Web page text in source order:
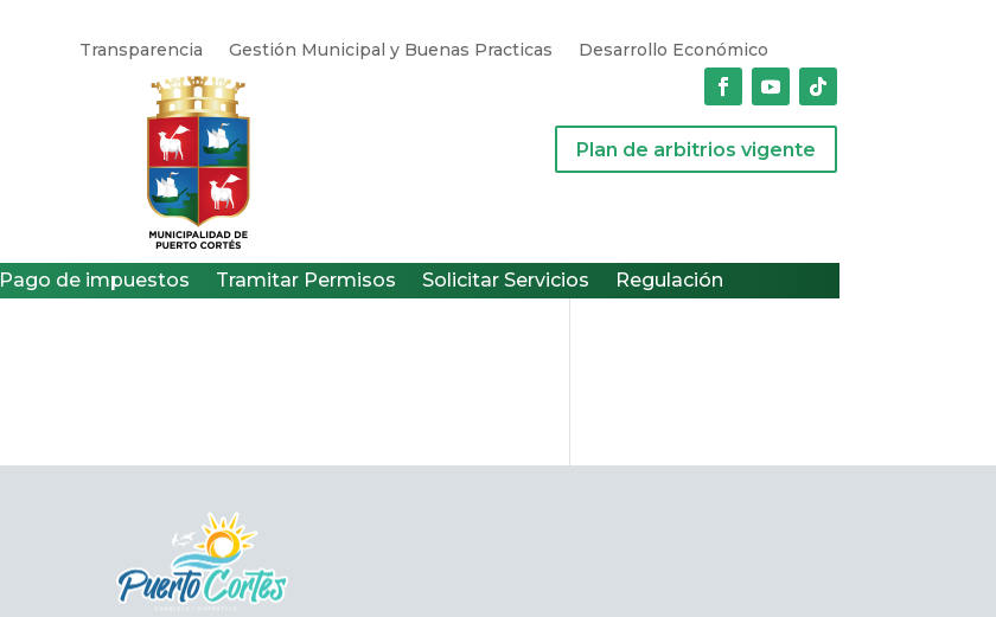
Transparencia Gestión Municipal y Buenas Practicas
Desarrollo Económico
Plan de arbitrios vigente
Pago de impuestos Tramitar Permisos Solicitar Servicios Regulación